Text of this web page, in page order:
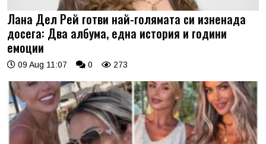
Лана Дел Рей готви най-голямата си изненада
досега: Два албума, една история и години
емоции
09 Aug 11:07 0 273